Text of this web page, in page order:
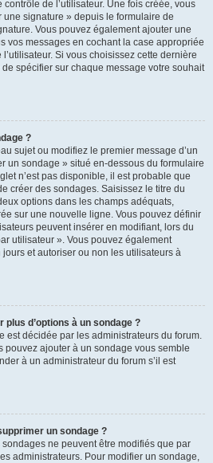
de l’utilisateur. Une fois créée, vous
signature » depuis le formulaire de
Vous pouvez également ajouter une
vos messages en cochant la case appropriée
Si vous choisissez cette dernière
spécifier sur chaque message votre souhait
?
sujet ou modifiez le premier message d’un
un sondage » situé en-dessous du formulaire
n’est pas disponible, il est probable que
créer des sondages. Saisissez le titre du
options dans les champs adéquats,
sur une nouvelle ligne. Vous pouvez définir
peuvent insérer en modifiant, lors du
utilisateur ». Vous pouvez également
et autoriser ou non les utilisateurs à
plus d’options à un sondage ?
est décidée par les administrateurs du forum.
pouvez ajouter à un sondage vous semble
à un administrateur du forum s’il est
un sondage ?
ne peuvent être modifiés que par
administrateurs. Pour modifier un sondage,